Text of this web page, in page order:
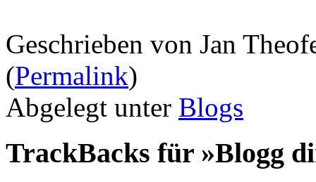
Geschrieben von Jan
(Permalink)
Abgelegt unter Blogs
TrackBacks für »Blogg